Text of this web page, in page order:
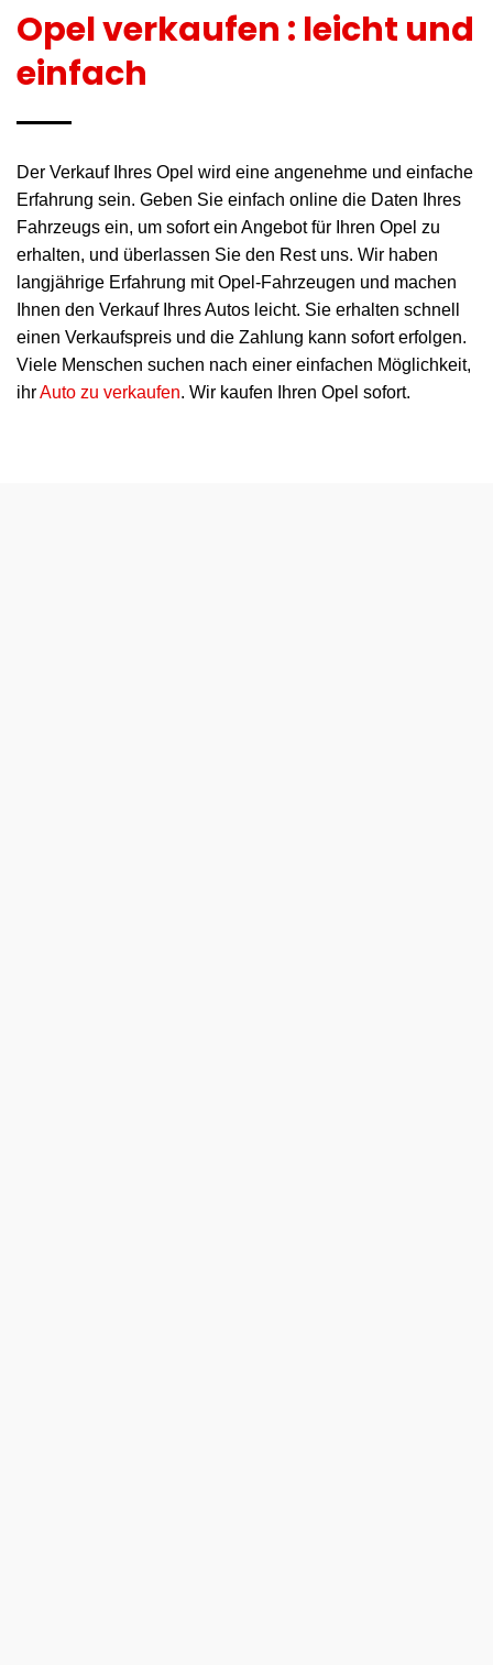
Opel verkaufen : leicht und
einfach
Der Verkauf Ihres Opel wird eine angenehme und einfache
Erfahrung sein. Geben Sie einfach online die Daten Ihres
Fahrzeugs ein, um sofort ein Angebot für Ihren Opel zu
erhalten, und überlassen Sie den Rest uns. Wir haben
langjährige Erfahrung mit Opel-Fahrzeugen und machen
Ihnen den Verkauf Ihres Autos leicht. Sie erhalten schnell
einen Verkaufspreis und die Zahlung kann sofort erfolgen.
Viele Menschen suchen nach einer einfachen Möglichkeit,
ihrAuto zu verkaufen. Wir kaufen Ihren Opel sofort.